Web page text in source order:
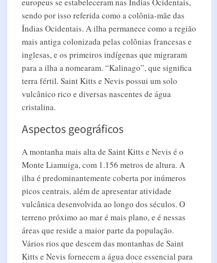
europeus se estabeleceram nas Índias Ocidentais,
sendo por isso referida como a colônia-mãe das
Índias Ocidentais. A ilha permanece como a região
mais antiga colonizada pelas colônias francesas e
inglesas, e os primeiros indígenas que migraram
para a ilha a nomearam. “Kalinago”, que significa
terra fértil. Saint Kitts e Nevis possui um solo
vulcânico rico e diversas nascentes de água
cristalina.
Aspectos geográficos
A montanha mais alta de Saint Kitts e Nevis é o
Monte Liamuiga, com 1.156 metros de altura. A
ilha é predominantemente coberta por inúmeros
picos centrais, além de apresentar atividade
vulcânica desenvolvida ao longo dos séculos. O
terreno próximo ao mar é mais plano, e é nessas
áreas que reside a maior parte da população.
Vários rios que descem das montanhas de Saint
Kitts e Nevis fornecem a água doce essencial para